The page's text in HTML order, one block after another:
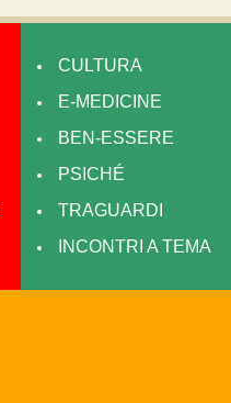
CULTURA
E-MEDICINE
BEN-ESSERE
PSICHÉ
TRAGUARDI
INCONTRI A TEMA